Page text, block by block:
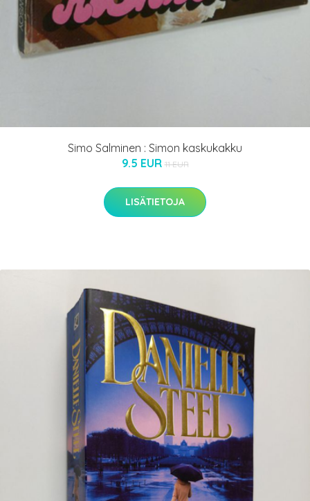
Simo Salminen : Simon kaskukakku
9.5 EUR 11 EUR
LISÄTIETOJA